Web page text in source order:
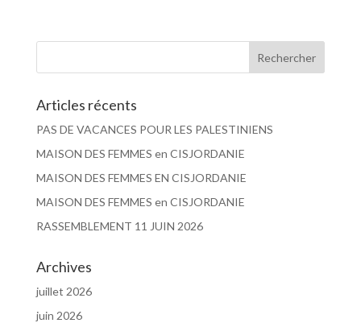
Articles récents
PAS DE VACANCES POUR LES PALESTINIENS
MAISON DES FEMMES en CISJORDANIE
MAISON DES FEMMES EN CISJORDANIE
MAISON DES FEMMES en CISJORDANIE
RASSEMBLEMENT 11 JUIN 2026
Archives
juillet 2026
juin 2026